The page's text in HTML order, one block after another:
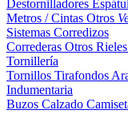
Destornilladores
Metros / Cintas Otros
Sistemas Corredizos
Correderas Otros Rieles
Tornillería
Tornillos Tirafondos
Indumentaria
Buzos Calzado